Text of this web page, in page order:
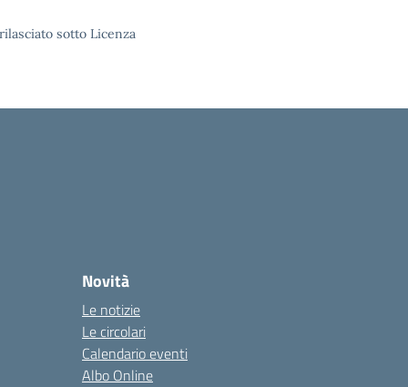
sotto Licenza
Novità
Le notizie
Le circolari
Calendario eventi
Albo Online